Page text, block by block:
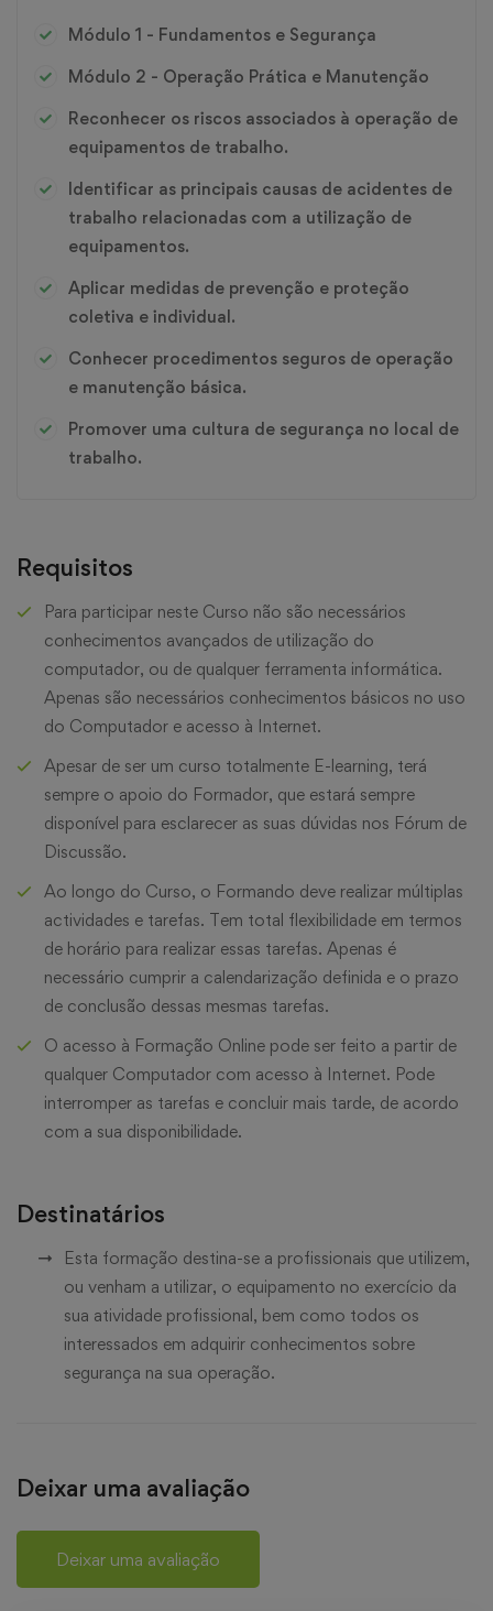
Módulo 1 - Fundamentos e Segurança
Módulo 2 - Operação Prática e Manutenção
Reconhecer os riscos associados à operação de
equipamentos de trabalho.
Identificar as principais causas de acidentes de
trabalho relacionadas com a utilização de
equipamentos.
Aplicar medidas de prevenção e proteção
coletiva e individual.
Conhecer procedimentos seguros de operação
e manutenção básica.
Promover uma cultura de segurança no local de
trabalho.
Requisitos
Para participar neste Curso não são necessários
conhecimentos avançados de utilização do
computador, ou de qualquer ferramenta informática.
Apenas são necessários conhecimentos básicos no uso
do Computador e acesso à Internet.
Apesar de ser um curso totalmente E-learning, terá
sempre o apoio do Formador, que estará sempre
disponível para esclarecer as suas dúvidas nos Fórum de
Discussão.
Ao longo do Curso, o Formando deve realizar múltiplas
actividades e tarefas. Tem total flexibilidade em termos
de horário para realizar essas tarefas. Apenas é
necessário cumprir a calendarização definida e o prazo
de conclusão dessas mesmas tarefas.
O acesso à Formação Online pode ser feito a partir de
qualquer Computador com acesso à Internet. Pode
interromper as tarefas e concluir mais tarde, de acordo
com a sua disponibilidade.
Destinatários
Esta formação destina-se a profissionais que utilizem,
ou venham a utilizar, o equipamento no exercício da
sua atividade profissional, bem como todos os
interessados em adquirir conhecimentos sobre
segurança na sua operação.
Deixar uma avaliação
Deixar uma avaliação